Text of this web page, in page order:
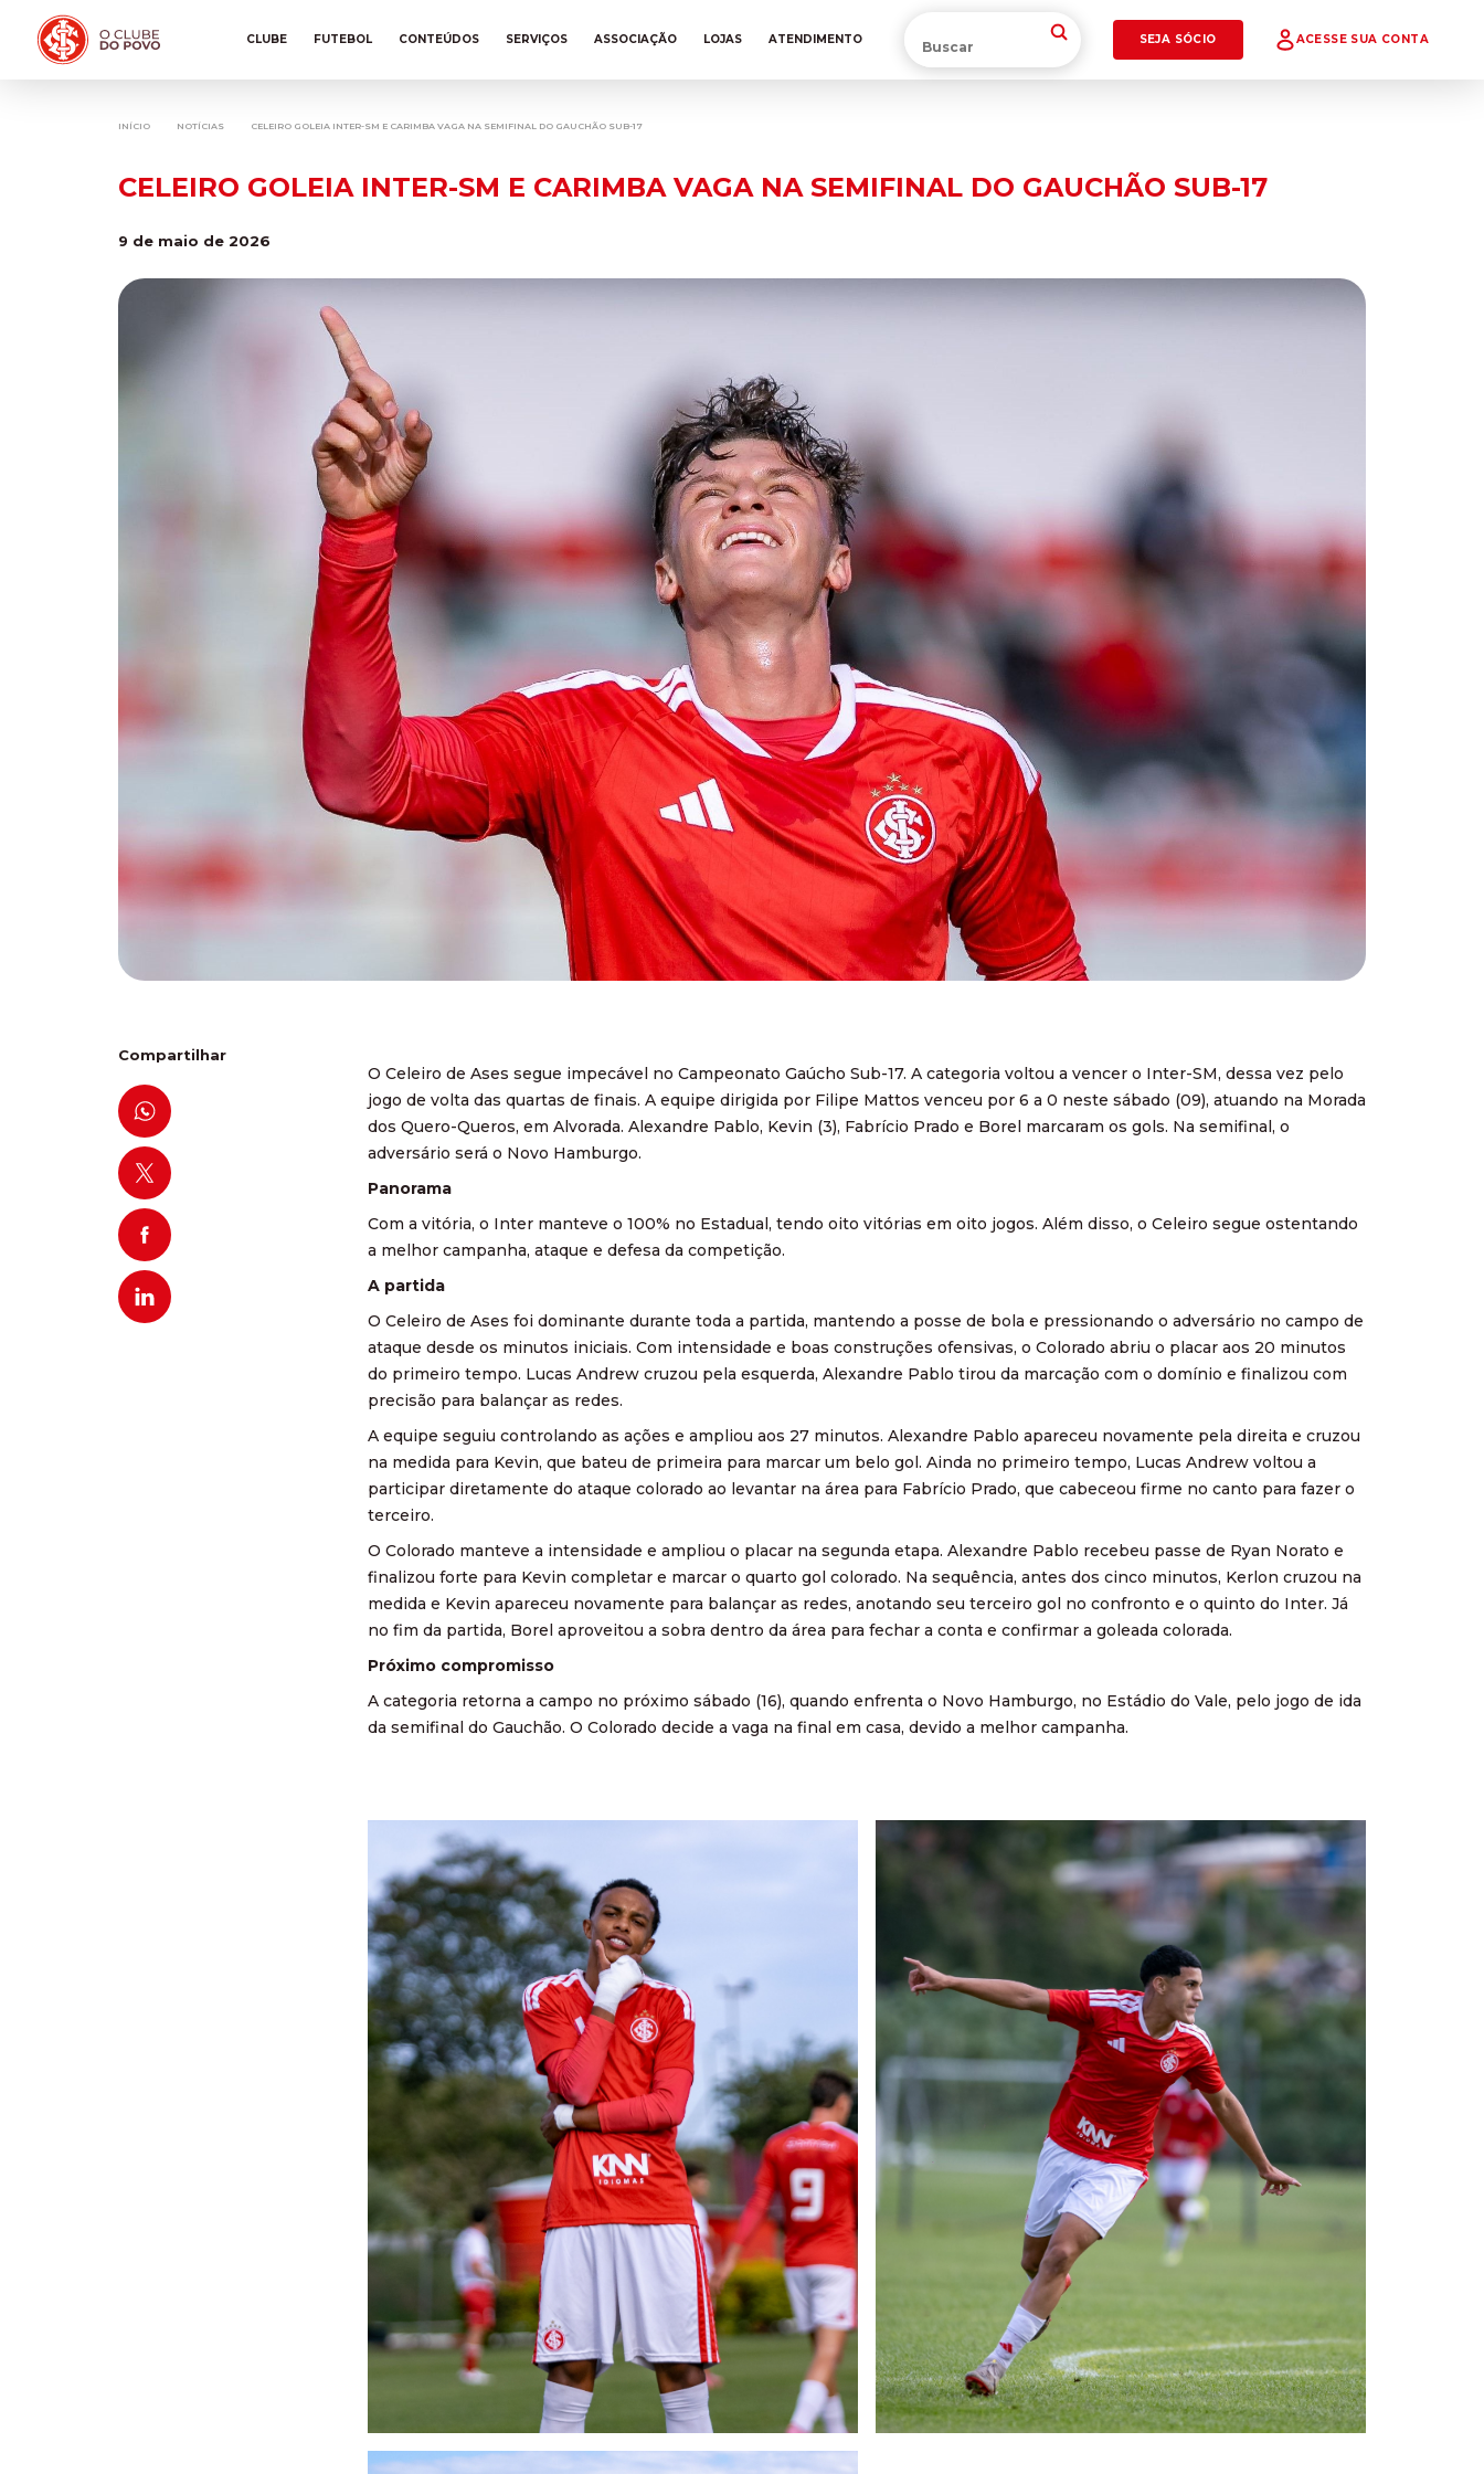
CLUBE FUTEBOL CONTEÚDOS SERVIÇOS ASSOCIAÇÃO LOJAS ATENDIMENTO SEJA SÓCIO ACESSE SUA CONTA
INÍCIO NOTÍCIAS CELEIRO GOLEIA INTER-SM E CARIMBA VAGA NA SEMIFINAL DO GAUCHÃO SUB-17
CELEIRO GOLEIA INTER-SM E CARIMBA VAGA NA SEMIFINAL DO GAUCHÃO SUB-17
9 de maio de 2026
Compartilhar
O Celeiro de Ases segue impecável no Campeonato Gaúcho Sub-17. A categoria voltou a vencer o Inter-SM, dessa vez pelo
jogo de volta das quartas de finais. A equipe dirigida por Filipe Mattos venceu por 6 a 0 neste sábado (09), atuando na Morada
dos Quero-Queros, em Alvorada. Alexandre Pablo, Kevin (3), Fabrício Prado e Borel marcaram os gols. Na semifinal, o
adversário será o Novo Hamburgo.
Panorama
Com a vitória, o Inter manteve o 100% no Estadual, tendo oito vitórias em oito jogos. Além disso, o Celeiro segue ostentando
a melhor campanha, ataque e defesa da competição.
A partida
O Celeiro de Ases foi dominante durante toda a partida, mantendo a posse de bola e pressionando o adversário no campo de
ataque desde os minutos iniciais. Com intensidade e boas construções ofensivas, o Colorado abriu o placar aos 20 minutos
do primeiro tempo. Lucas Andrew cruzou pela esquerda, Alexandre Pablo tirou da marcação com o domínio e finalizou com
precisão para balançar as redes.
A equipe seguiu controlando as ações e ampliou aos 27 minutos. Alexandre Pablo apareceu novamente pela direita e cruzou
na medida para Kevin, que bateu de primeira para marcar um belo gol. Ainda no primeiro tempo, Lucas Andrew voltou a
participar diretamente do ataque colorado ao levantar na área para Fabrício Prado, que cabeceou firme no canto para fazer o
terceiro.
O Colorado manteve a intensidade e ampliou o placar na segunda etapa. Alexandre Pablo recebeu passe de Ryan Norato e
finalizou forte para Kevin completar e marcar o quarto gol colorado. Na sequência, antes dos cinco minutos, Kerlon cruzou na
medida e Kevin apareceu novamente para balançar as redes, anotando seu terceiro gol no confronto e o quinto do Inter. Já
no fim da partida, Borel aproveitou a sobra dentro da área para fechar a conta e confirmar a goleada colorada.
Próximo compromisso
A categoria retorna a campo no próximo sábado (16), quando enfrenta o Novo Hamburgo, no Estádio do Vale, pelo jogo de ida
da semifinal do Gauchão. O Colorado decide a vaga na final em casa, devido a melhor campanha.